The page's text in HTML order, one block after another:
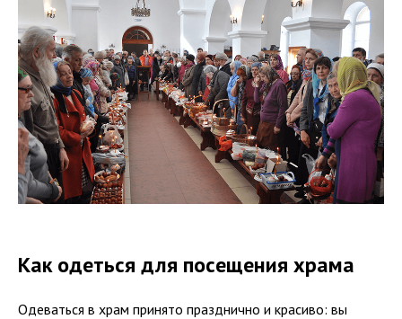
Как одеться для посещения храма
Одеваться в храм принято празднично и красиво: вы